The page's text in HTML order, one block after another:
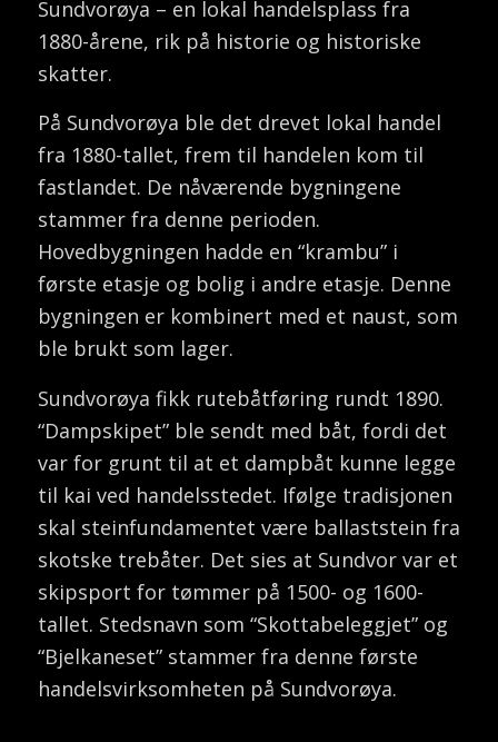
Sundvorøya – en lokal handelsplass fra
1880-årene, rik på historie og historiske
skatter.
På Sundvorøya ble det drevet lokal handel
fra 1880-tallet, frem til handelen kom til
fastlandet. De nåværende bygningene
stammer fra denne perioden.
Hovedbygningen hadde en “krambu” i
første etasje og bolig i andre etasje. Denne
bygningen er kombinert med et naust, som
ble brukt som lager.
Sundvorøya fikk rutebåtføring rundt 1890.
“Dampskipet” ble sendt med båt, fordi det
var for grunt til at et dampbåt kunne legge
til kai ved handelsstedet. Ifølge tradisjonen
skal steinfundamentet være ballaststein fra
skotske trebåter. Det sies at Sundvor var et
skipsport for tømmer på 1500- og 1600-
tallet. Stedsnavn som “Skottabeleggjet” og
“Bjelkaneset” stammer fra denne første
handelsvirksomheten på Sundvorøya.